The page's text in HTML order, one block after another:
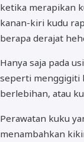
ketika merapikan
kanan-kiri kudu
berapa derajat
Hanya saja pada
seperti menggigiti
berlebihan, atau
Perawatan kuku
menambahkan